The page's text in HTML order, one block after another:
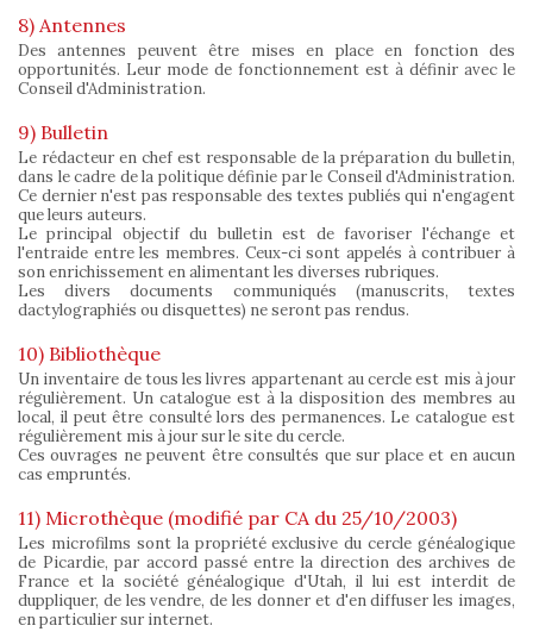
8) Antennes
Des antennes peuvent être mises en place en fonction des
opportunités. Leur mode de fonctionnement est à définir avec le
Conseil d'Administration.
9) Bulletin
Le rédacteur en chef est responsable de la préparation du bulletin,
dans le cadre de la politique définie par le Conseil d'Administration.
Ce dernier n'est pas responsable des textes publiés qui n'engagent
que leurs auteurs.
Le principal objectif du bulletin est de favoriser l'échange et
l'entraide entre les membres. Ceux-ci sont appelés à contribuer à
son enrichissement en alimentant les diverses rubriques.
Les divers documents communiqués (manuscrits, textes
dactylographiés ou disquettes) ne seront pas rendus.
10) Bibliothèque
Un inventaire de tous les livres appartenant au cercle est mis à jour
régulièrement. Un catalogue est à la disposition des membres au
local, il peut être consulté lors des permanences. Le catalogue est
régulièrement mis à jour sur le site du cercle.
Ces ouvrages ne peuvent être consultés que sur place et en aucun
cas empruntés.
11) Microthèque (modifié par CA du 25/10/2003)
Les microfilms sont la propriété exclusive du cercle généalogique
de Picardie, par accord passé entre la direction des archives de
France et la société généalogique d'Utah, il lui est interdit de
duppliquer, de les vendre, de les donner et d'en diffuser les images,
en particulier sur internet.